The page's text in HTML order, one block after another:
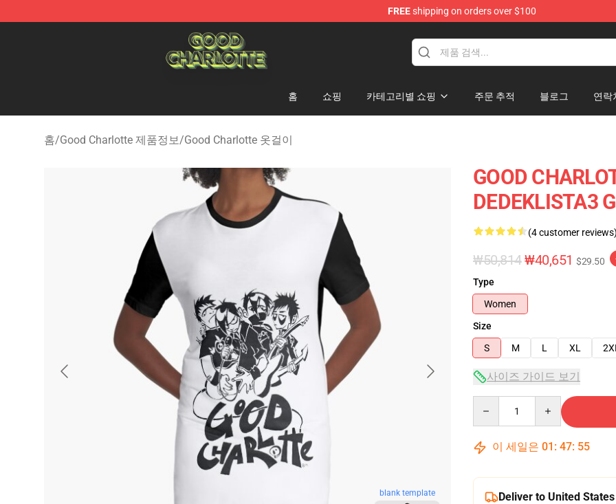
FREEshipping on orders over $100
Good Charlotte Store - Official Good Charlotte Merchandise Shop
홈 쇼핑 카테고리별 쇼핑 주문 추적 블로그 연락
홈/Good Charlotte 제품정보/Good Charlotte 옷걸이
blank template
GOOD
DEDEKLISTA3
(4 customer
₩50,814₩40,651 $29.50
Type
Women
Size
S
M L XL
사이즈 가이드 보기
이 세일은 01 : 47: 54
Deliver to United States